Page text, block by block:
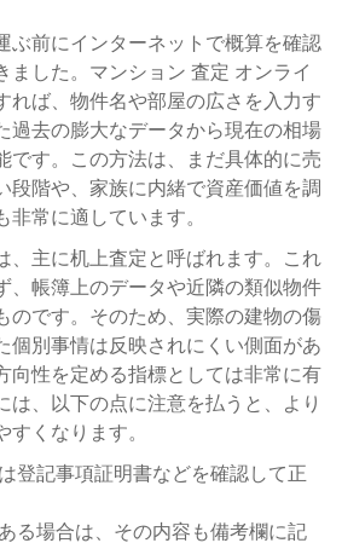
ぶ前にインターネットで概算を確認
ました。マンション 査定 オンライ
れば、物件名や部屋の広さを入力す
過去の膨大なデータから現在の相場
です。この方法は、まだ具体的に売
段階や、家族に内緒で資産価値を調
常に適しています。
、主に机上査定と呼ばれます。これ
、帳簿上のデータや近隣の類似物件
のです。そのため、実際の建物の傷
個別事情は反映されにくい側面があ
向性を定める指標としては非常に有
は、以下の点に注意を払うと、より
くなります。
登記事項証明書などを確認して正
る場合は、その内容も備考欄に記